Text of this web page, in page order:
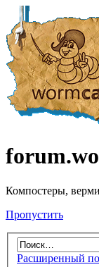
Компостеры,
Пропустить
Расширенный